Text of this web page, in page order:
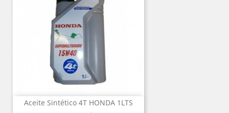
Aceite Sintético 4T HONDA 1LTS